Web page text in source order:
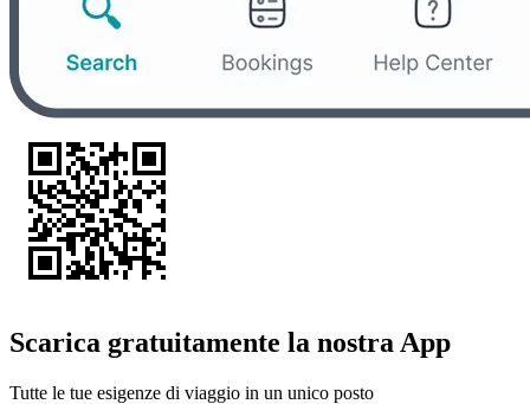
Scarica gratuitamente la nostra App
Tutte le tue esigenze di viaggio in un unico posto